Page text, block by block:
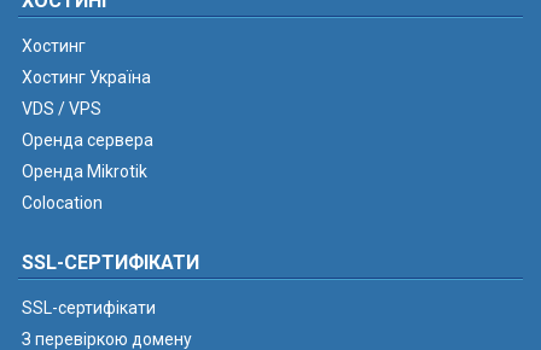
Хостинг
Хостинг Україна
VDS / VPS
Оренда сервера
Оренда Mikrotik
Colocation
SSL-СЕРТИФІКАТИ
SSL-сертифікати
З перевіркою домену